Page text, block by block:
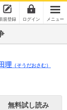
規登録 ログイン メニュー
理 （そうだおさむ）
無料試し読み